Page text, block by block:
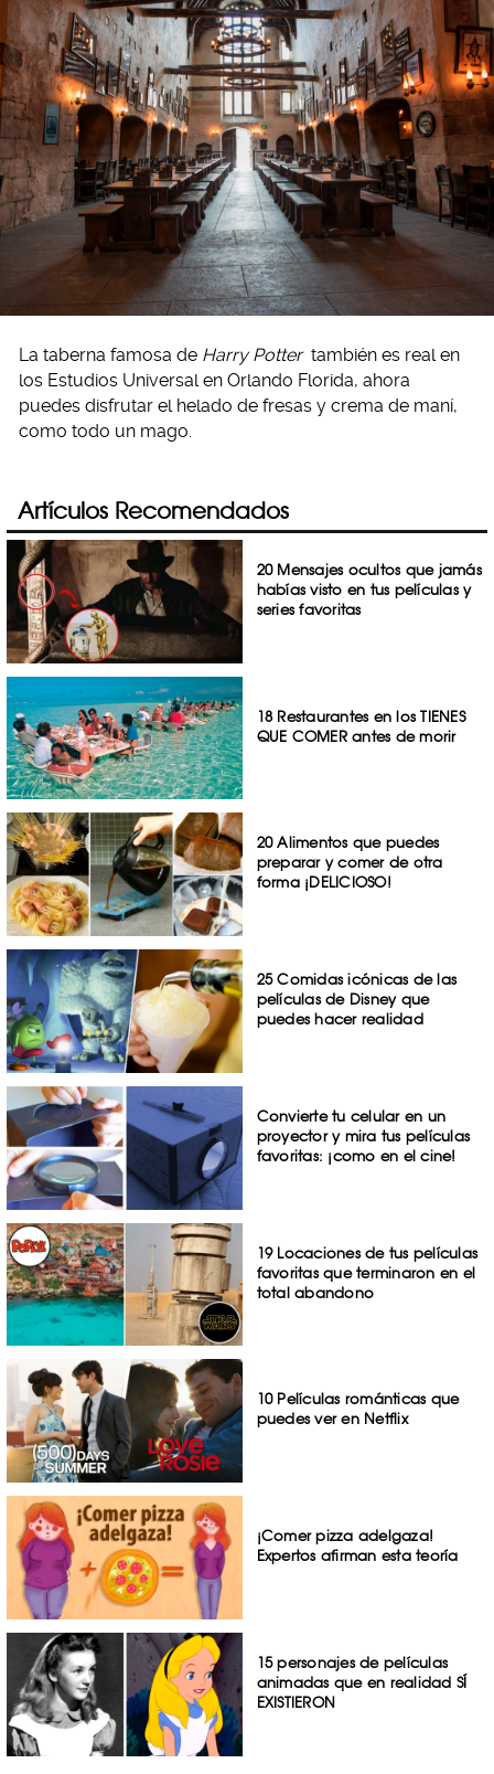
La taberna famosa de Harry Potter también es real en
los Estudios Universal en Orlando Florida, ahora
puedes disfrutar el helado de fresas y crema de maní,
como todo un mago.
Artículos Recomendados
20 Mensajes ocultos que jamás
habías visto en tus películas y
series favoritas
18 Restaurantes en los TIENES
QUE COMER antes de morir
20 Alimentos que puedes
preparar y comer de otra
forma ¡DELICIOSO!
25 Comidas icónicas de las
películas de Disney que
puedes hacer realidad
Convierte tu celular en un
proyector y mira tus películas
favoritas: ¡como en el cine!
19 Locaciones de tus películas
favoritas que terminaron en el
total abandono
10 Películas románticas que
puedes ver en Netflix
¡Comer pizza adelgaza!
Expertos afirman esta teoría
15 personajes de películas
animadas que en realidad SÍ
EXISTIERON